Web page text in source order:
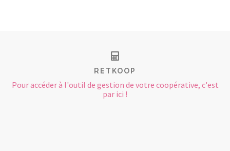
RETKOOP
Pour accéder à l'outil de gestion de votre coopérative, c'est
par ici !